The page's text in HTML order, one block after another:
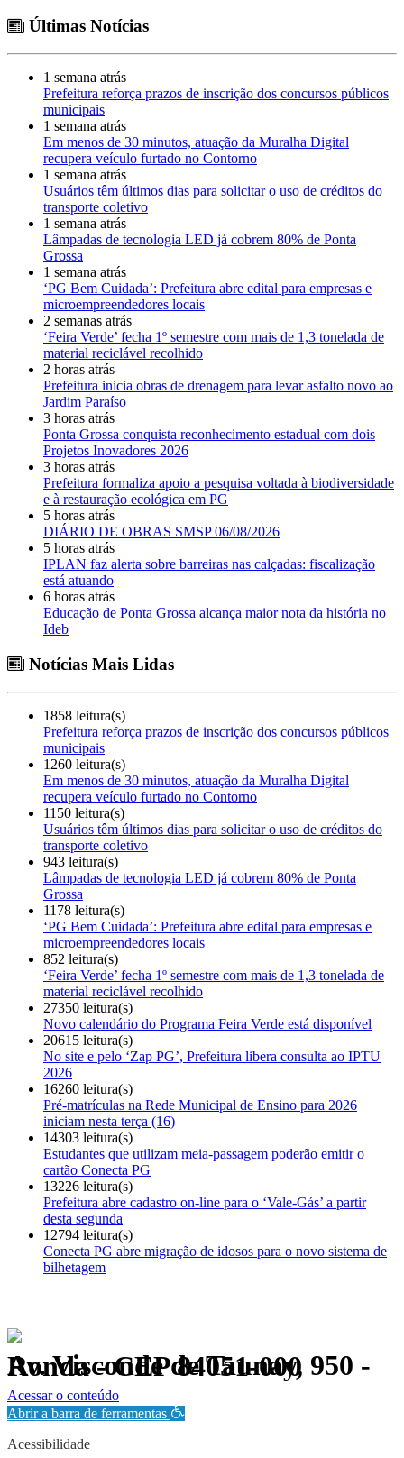
Últimas Notícias
1 semana atrás
Prefeitura reforça prazos de inscrição dos concursos públicos
municipais
1 semana atrás
Em menos de 30 minutos, atuação da Muralha Digital
recupera veículo furtado no Contorno
1 semana atrás
Usuários têm últimos dias para solicitar o uso de créditos do
transporte coletivo
1 semana atrás
Lâmpadas de tecnologia LED já cobrem 80% de Ponta
Grossa
1 semana atrás
‘PG Bem Cuidada’: Prefeitura abre edital para empresas e
microempreendedores locais
2 semanas atrás
‘Feira Verde’ fecha 1º semestre com mais de 1,3 tonelada de
material reciclável recolhido
2 horas atrás
Prefeitura inicia obras de drenagem para levar asfalto novo ao
Jardim Paraíso
3 horas atrás
Ponta Grossa conquista reconhecimento estadual com dois
Projetos Inovadores 2026
3 horas atrás
Prefeitura formaliza apoio a pesquisa voltada à biodiversidade
e à restauração ecológica em PG
5 horas atrás
DIÁRIO DE OBRAS SMSP 06/08/2026
5 horas atrás
IPLAN faz alerta sobre barreiras nas calçadas: fiscalização
está atuando
6 horas atrás
Educação de Ponta Grossa alcança maior nota da história no
Ideb
Notícias Mais Lidas
1858 leitura(s)
Prefeitura reforça prazos de inscrição dos concursos públicos
municipais
1260 leitura(s)
Em menos de 30 minutos, atuação da Muralha Digital
recupera veículo furtado no Contorno
1150 leitura(s)
Usuários têm últimos dias para solicitar o uso de créditos do
transporte coletivo
943 leitura(s)
Lâmpadas de tecnologia LED já cobrem 80% de Ponta
Grossa
1178 leitura(s)
‘PG Bem Cuidada’: Prefeitura abre edital para empresas e
microempreendedores locais
852 leitura(s)
‘Feira Verde’ fecha 1º semestre com mais de 1,3 tonelada de
material reciclável recolhido
27350 leitura(s)
Novo calendário do Programa Feira Verde está disponível
20615 leitura(s)
No site e pelo ‘Zap PG’, Prefeitura libera consulta ao IPTU
2026
16260 leitura(s)
Pré-matrículas na Rede Municipal de Ensino para 2026
iniciam nesta terça (16)
14303 leitura(s)
Estudantes que utilizam meia-passagem poderão emitir o
cartão Conecta PG
13226 leitura(s)
Prefeitura abre cadastro on-line para o ‘Vale-Gás’ a partir
desta segunda
12794 leitura(s)
Conecta PG abre migração de idosos para o novo sistema de
bilhetagem
Av. Visconde de Taunay, 950 - Ronda - CEP 84051-000
Política de Privacidade.
Acessar o conteúdo
Abrir a barra de ferramentas
Acessibilidade